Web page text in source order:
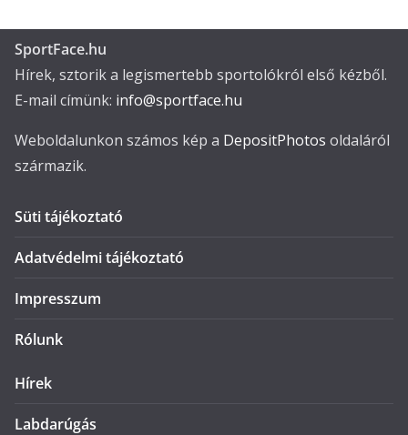
SportFace.hu
Hírek, sztorik a legismertebb sportolókról első kézből.
E-mail címünk: info@sportface.hu
Weboldalunkon számos kép a DepositPhotos oldaláról
származik.
Süti tájékoztató
Adatvédelmi tájékoztató
Impresszum
Rólunk
Hírek
Labdarúgás